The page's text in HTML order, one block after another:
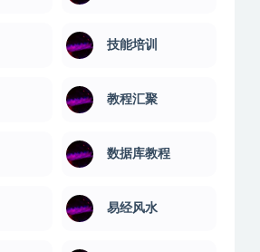
技能培训
教程汇聚
数据库教程
易经风水